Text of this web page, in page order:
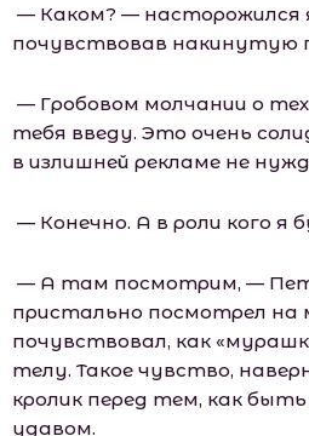
— Каком? — насторожился
почувствовав накинутую
— Гробовом молчании о
тебя введу. Это очень
в излишней рекламе не
— Конечно. А в роли кого я
— А там посмотрим, —
пристально посмотрел на
почувствовал, как
телу. Такое чувство,
кролик перед тем, как
удавом.